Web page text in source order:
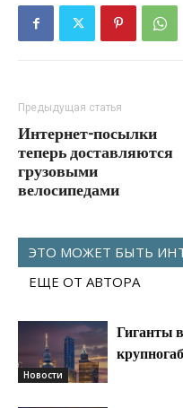
Предыдущая статья
Интернет-посылки
теперь доставляются
грузовыми
велосипедами
ЭТО МОЖЕТ БЫТЬ
ЕЩЕ ОТ АВТОРА
Новости
Гиганты